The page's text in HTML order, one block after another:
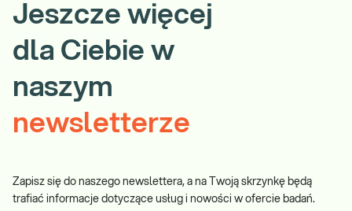
Jeszcze więcej
dla Ciebie w
naszym
newsletterze
Zapisz się do naszego newslettera, a na Twoją skrzynkę będą
trafiać informacje dotyczące usług i nowości w ofercie badań.